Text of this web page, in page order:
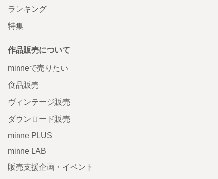
ランキング
特集
作品販売について
minneで売りたい
食品販売
ヴィンテージ販売
ダウンロード販売
minne PLUS
minne LAB
販売支援企画・イベント